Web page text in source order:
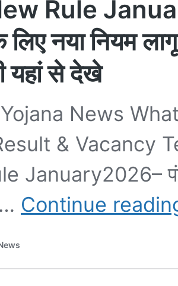
Rule
लिए नया नियम
यहां से देखे
News
& Vacancy
January2026–
Continue